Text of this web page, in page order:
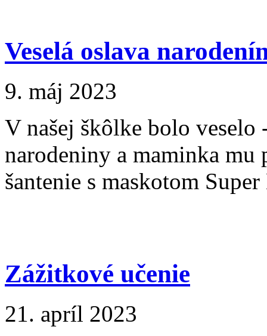
Veselá oslava
9. máj 2023
V našej škôlke bolo
narodeniny a maminka
šantenie s maskotom
Zážitkové učenie
21. apríl 2023